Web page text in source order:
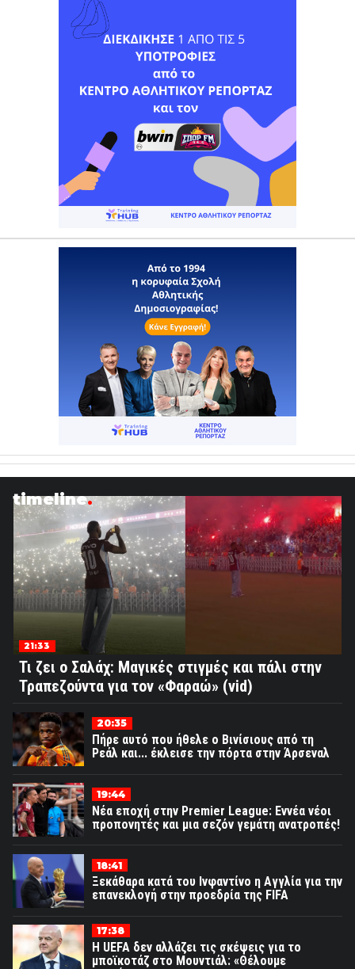
timeline
21:33
Τι ζει ο Σαλάχ: Μαγικές στιγμές και πάλι στην
Τραπεζούντα για τον «Φαραώ» (vid)
20:35
Πήρε αυτό που ήθελε ο Βινίσιους από τη
Ρεάλ και... έκλεισε την πόρτα στην Άρσεναλ
19:44
Νέα εποχή στην Premier League: Εννέα νέοι
προπονητές και μια σεζόν γεμάτη ανατροπές!
18:41
Ξεκάθαρα κατά του Ινφαντίνο η Αγγλία για την
επανεκλογή στην προεδρία της FIFA
17:38
Η UEFA δεν αλλάζει τις σκέψεις για το
μποϊκοτάζ στο Μουντιάλ: «Θέλουμε